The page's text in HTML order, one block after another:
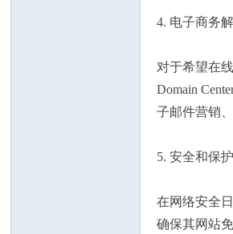
4. 电子商务
对于希望在
Domain
子邮件营销
5. 安全和保护
在网络安全
确保其网站